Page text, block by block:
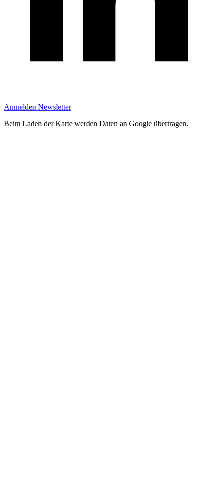
Anmelden Newsletter
Beim Laden der Karte werden Daten an Google übertragen.